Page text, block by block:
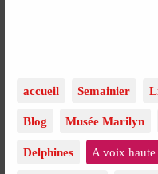
accueil Semainier
Blog Musée Marilyn
Delphines A voix haute